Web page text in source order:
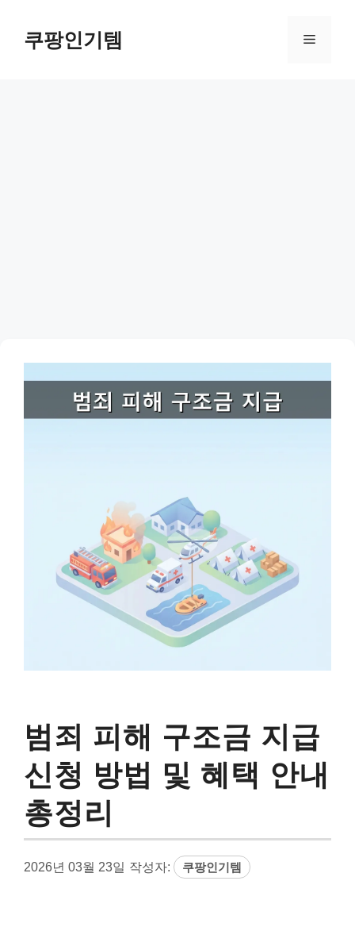
쿠팡인기템 메
범죄 피해 구조금 지급
신청 방법 및 혜택 안내
총정리
2026년 03월 23일 작성자: 쿠팡인기템